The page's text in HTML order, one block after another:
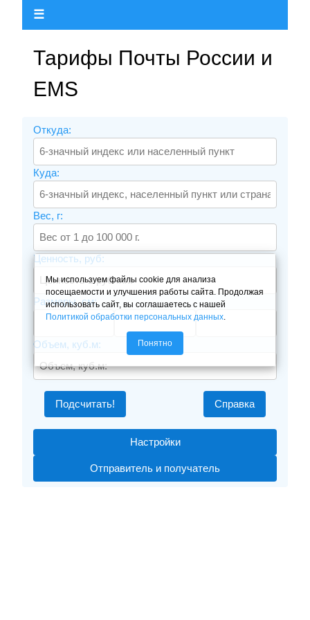
☰
Тарифы Почты России и
EMS
Откуда:
Куда:
Вес, г:
Ценность, руб:
Размеры, см:
Объем, куб.м:
Подсчитать! Справка
Настройки
Отправитель и получатель
Мы используем файлы cookie для анализа
посещаемости и улучшения работы сайта. Продолжая
использовать сайт, вы соглашаетесь с нашей
Политикой обработки персональных данных.
Понятно